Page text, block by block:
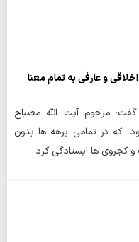
و عارفی به تمام معنا
مرحوم آیت الله مصباح
که در تمامی برهه ها بدون
کجروی ها ایستادگی کرد